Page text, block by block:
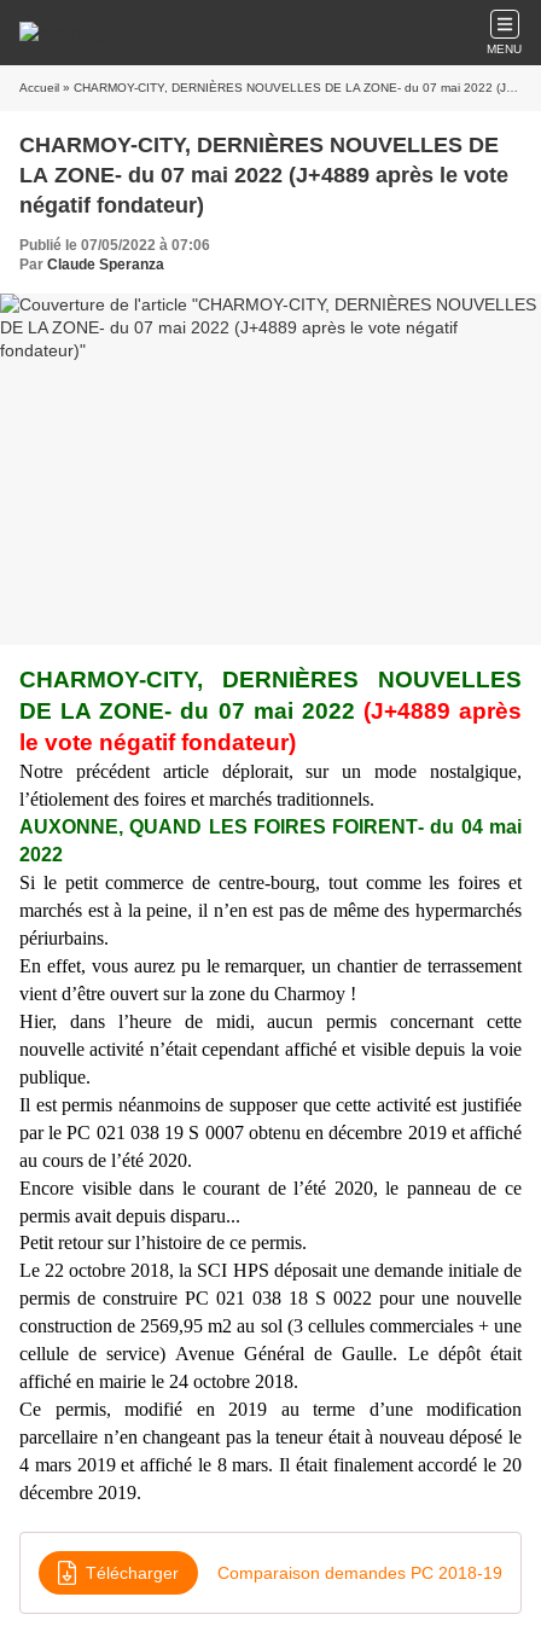
MENU
Accueil » CHARMOY-CITY, DERNIÈRES NOUVELLES DE LA ZONE- du 07 mai 2022 (J+4889 après le vote négatif fondateur)
CHARMOY-CITY, DERNIÈRES NOUVELLES DE
LA ZONE- du 07 mai 2022 (J+4889 après le vote
négatif fondateur)
Publié le 07/05/2022 à 07:06
Par Claude Speranza
CHARMOY-CITY, DERNIÈRES NOUVELLES
DE LA ZONE- du 07 mai 2022 (J+4889 après
le vote négatif fondateur)
Notre précédent article déplorait, sur un mode nostalgique,
l’étiolement des foires et marchés traditionnels.
AUXONNE, QUAND LES FOIRES FOIRENT- du 04 mai
2022
Si le petit commerce de centre-bourg, tout comme les foires et
marchés est à la peine, il n’en est pas de même des hypermarchés
périurbains.
En effet, vous aurez pu le remarquer, un chantier de terrassement
vient d’être ouvert sur la zone du Charmoy !
Hier, dans l’heure de midi, aucun permis concernant cette
nouvelle activité n’était cependant affiché et visible depuis la voie
publique.
Il est permis néanmoins de supposer que cette activité est justifiée
par le PC 021 038 19 S 0007 obtenu en décembre 2019 et affiché
au cours de l’été 2020.
Encore visible dans le courant de l’été 2020, le panneau de ce
permis avait depuis disparu...
Petit retour sur l’histoire de ce permis.
Le 22 octobre 2018, la SCI HPS déposait une demande initiale de
permis de construire PC 021 038 18 S 0022 pour une nouvelle
construction de 2569,95 m2 au sol (3 cellules commerciales + une
cellule de service) Avenue Général de Gaulle. Le dépôt était
affiché en mairie le 24 octobre 2018.
Ce permis, modifié en 2019 au terme d’une modification
parcellaire n’en changeant pas la teneur était à nouveau déposé le
4 mars 2019 et affiché le 8 mars. Il était finalement accordé le 20
décembre 2019.
Télécharger Comparaison demandes PC 2018-19